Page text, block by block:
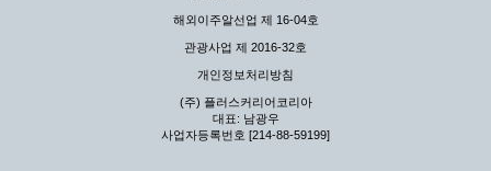
해외이주알선업 제 16-04호
관광사업 제 2016-32호
개인정보처리방침
(주) 플러스커리어코리아
대표: 남광우
사업자등록번호 [214-88-59199]